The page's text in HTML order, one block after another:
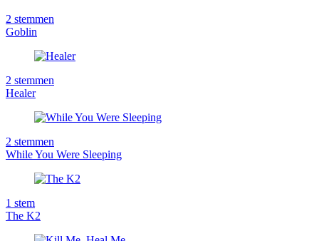
2 stemmen
Goblin
2 stemmen
Healer
2 stemmen
While You Were Sleeping
1 stem
The K2